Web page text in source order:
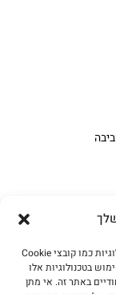
כדי לספק את החוויה הטובה ביותר, אנו משתמשים בטכנולוגיות כמו קובצי Cookie
בטכנולוגיות אלו
באתר זה. אי מתן